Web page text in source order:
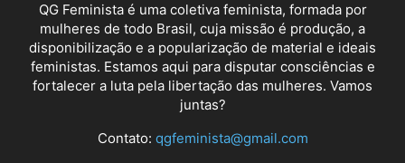
QG Feminista é uma coletiva feminista, formada por
mulheres de todo Brasil, cuja missão é produção, a
disponibilização e a popularização de material e ideais
feministas. Estamos aqui para disputar consciências e
fortalecer a luta pela libertação das mulheres. Vamos
juntas?
Contato: qgfeminista@gmail.com